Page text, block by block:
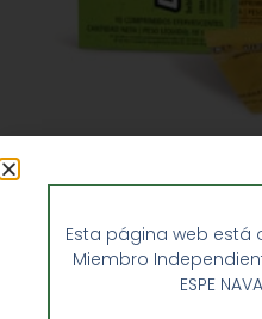
Añadir
Esta página web está
Miembro
ESPE